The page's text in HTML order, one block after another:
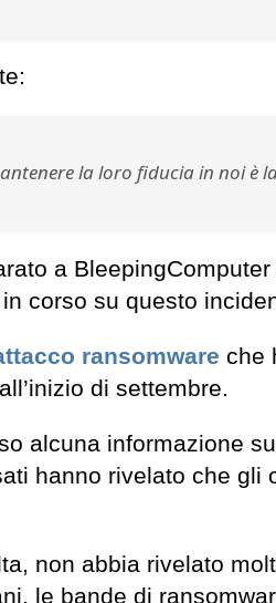
la loro fiducia in noi è
a
corso su questo
ransomware che
di settembre.
alcuna informazione
hanno rivelato che gli
non abbia rivelato
le bande di